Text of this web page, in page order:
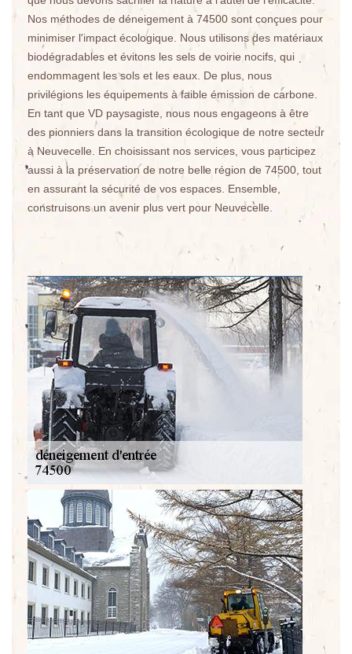
Nos méthodes de déneigement à 74500 sont conçues pour
minimiser l'impact écologique. Nous utilisons des matériaux
biodégradables et évitons les sels de voirie nocifs, qui
endommagent les sols et les eaux. De plus, nous
privilégions les équipements à faible émission de carbone.
En tant que VD paysagiste, nous nous engageons à être
des pionniers dans la transition écologique de notre secteur
à Neuvecelle. En choisissant nos services, vous participez
aussi à la préservation de notre belle région de 74500, tout
en assurant la sécurité de vos espaces. Ensemble,
construisons un avenir plus vert pour Neuvecelle.